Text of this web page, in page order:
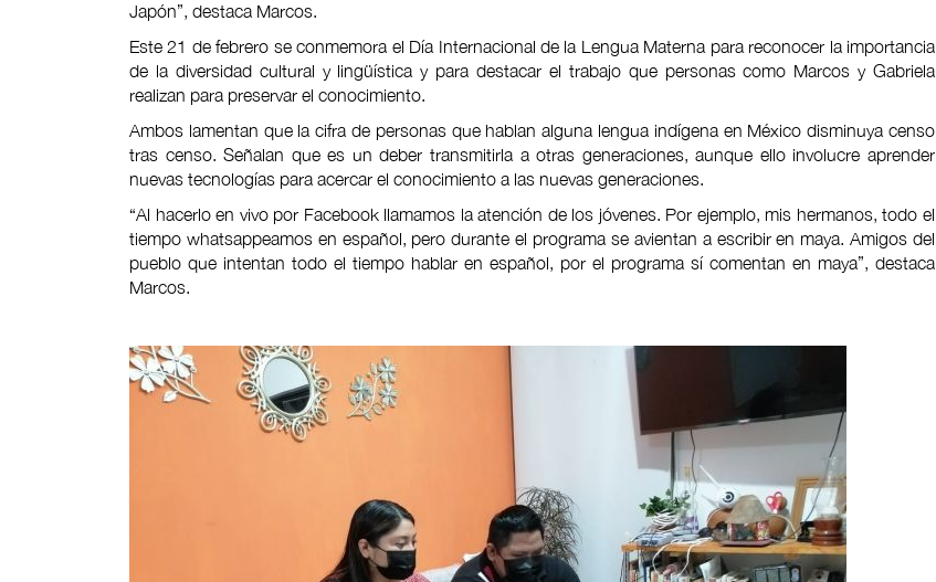
Japón”, destaca Marcos.
Este 21 de febrero se conmemora el Día Internacional de la Lengua Materna para reconocer la importancia
de la diversidad cultural y lingüística y para destacar el trabajo que personas como Marcos y Gabriela
realizan para preservar el conocimiento.
Ambos lamentan que la cifra de personas que hablan alguna lengua indígena en México disminuya censo
tras censo. Señalan que es un deber transmitirla a otras generaciones, aunque ello involucre aprender
nuevas tecnologías para acercar el conocimiento a las nuevas generaciones.
“Al hacerlo en vivo por Facebook llamamos la atención de los jóvenes. Por ejemplo, mis hermanos, todo el
tiempo whatsappeamos en español, pero durante el programa se avientan a escribir en maya. Amigos del
pueblo que intentan todo el tiempo hablar en español, por el programa sí comentan en maya”, destaca
Marcos.